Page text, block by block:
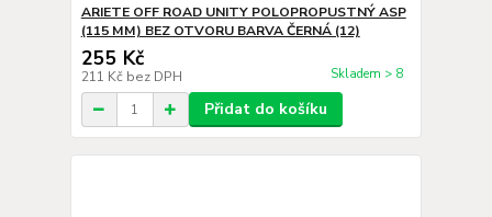
ARIETE OFF ROAD UNITY POLOPROPUSTNÝ ASP
(115 MM) BEZ OTVORU BARVA ČERNÁ (12)
255 Kč
211 Kč bez DPH Skladem > 8
Přidat do košíku